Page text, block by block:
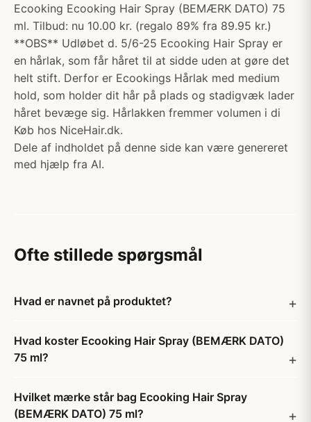
Ecooking Ecooking Hair Spray (BEMÆRK DATO) 75
ml. Tilbud: nu 10.00 kr. (regalo 89% fra 89.95 kr.)
**OBS** Udløbet d. 5/6-25 Ecooking Hair Spray er
en hårlak, som får håret til at sidde uden at gøre det
helt stift. Derfor er Ecookings Hårlak med medium
hold, som holder dit hår på plads og stadigvæk lader
håret bevæge sig. Hårlakken fremmer volumen i di
Køb hos NiceHair.dk.
Dele af indholdet på denne side kan være genereret
med hjælp fra AI.
Ofte stillede spørgsmål
Hvad er navnet på produktet?
Hvad koster Ecooking Hair Spray (BEMÆRK DATO)
75 ml?
Hvilket mærke står bag Ecooking Hair Spray
(BEMÆRK DATO) 75 ml?